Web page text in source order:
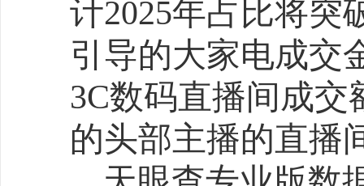
平台通过“官方立减15%
升体验，同时借助内容生
小红书美妆品牌通过“测
阶段布局，爆款成功率提
人账号转化效率达泛娱乐